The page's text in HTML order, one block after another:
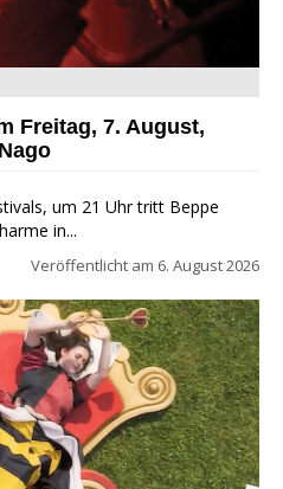
Garda Jazz Festival
Freitag, 7. August,
um 21 Uhr tritt Beppe
in...
Veröffentlicht am 6. August 2026